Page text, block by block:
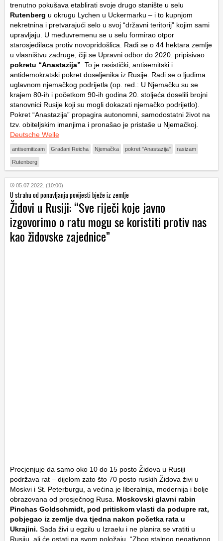
trenutno pokušava etablirati svoje drugo stanište u selu
Rutenberg u okrugu Lychen u Uckermarku – i to kupnjom
nekretnina i pretvarajući selo u svoj “državni teritorij” kojim sami
upravljaju. U međuvremenu se u selu formirao otpor
starosjedilaca protiv novopridošlica. Radi se o 44 hektara zemlje
u vlasništvu zadruge, čiji se Upravni odbor do 2020. pripisivao
pokretu “Anastazija” . To je rasistički, antisemitski i
antidemokratski pokret doseljenika iz Rusije. Radi se o ljudima
uglavnom njemačkog podrijetla (op. red.: U Njemačku su se
krajem 80-ih i početkom 90-ih godina 20. stoljeća doselili brojni
stanovnici Rusije koji su mogli dokazati njemačko podrijetlo).
Pokret “Anastazija” propagira autonomni, samodostatni život na
tzv. obiteljskim imanjima i pronašao je pristaše u Njemačkoj.
Deutsche Welle
antisemitizam Građani Reicha Njemačka pokret "Anastazija" rasizam
Rutenberg
05.07.2022. (10:00)
U strahu od ponavljanja povijesti bježe iz zemlje
Židovi u Rusiji: “Sve riječi koje javno
izgovorimo o ratu mogu se koristiti protiv nas
kao židovske zajednice”
Procjenjuje da samo oko 10 do 15 posto Židova u Rusiji
podržava rat – dijelom zato što 70 posto ruskih Židova živi u
Moskvi i St. Peterburgu, a većina je liberalnija, modernija i bolje
obrazovana od prosječnog Rusa. Moskovski glavni rabin
Pinchas Goldschmidt, pod pritiskom vlasti da podupre rat,
pobjegao iz zemlje dva tjedna nakon početka rata u
Ukrajini. Sada živi u egzilu u Izraelu i ne planira se vratiti u
Rusiju, ali će ostati na svom položaju. “Zbog stalnog negativnog